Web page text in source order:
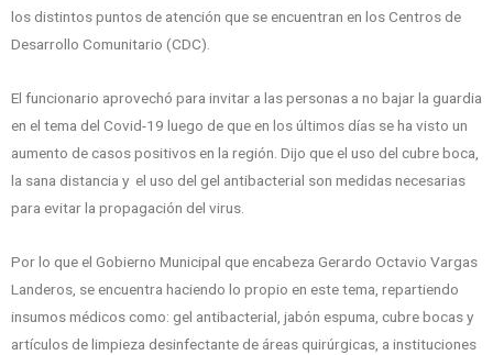
los distintos puntos de atención que se encuentran en los Centros de
Desarrollo Comunitario (CDC).
El funcionario aprovechó para invitar a las personas a no bajar la guardia
en el tema del Covid-19 luego de que en los últimos días se ha visto un
aumento de casos positivos en la región. Dijo que el uso del cubre boca,
la sana distancia y el uso del gel antibacterial son medidas necesarias
para evitar la propagación del virus.
Por lo que el Gobierno Municipal que encabeza Gerardo Octavio Vargas
Landeros, se encuentra haciendo lo propio en este tema, repartiendo
insumos médicos como: gel antibacterial, jabón espuma, cubre bocas y
artículos de limpieza desinfectante de áreas quirúrgicas, a instituciones